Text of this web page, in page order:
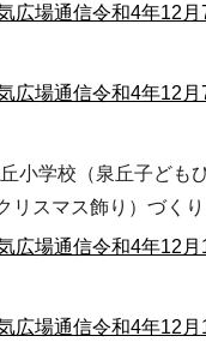
広場通信令和4年12月
広場通信令和4年12月
小学校（泉丘子ども
リスマス飾り）づくり
広場通信令和4年12月
広場通信令和4年12月